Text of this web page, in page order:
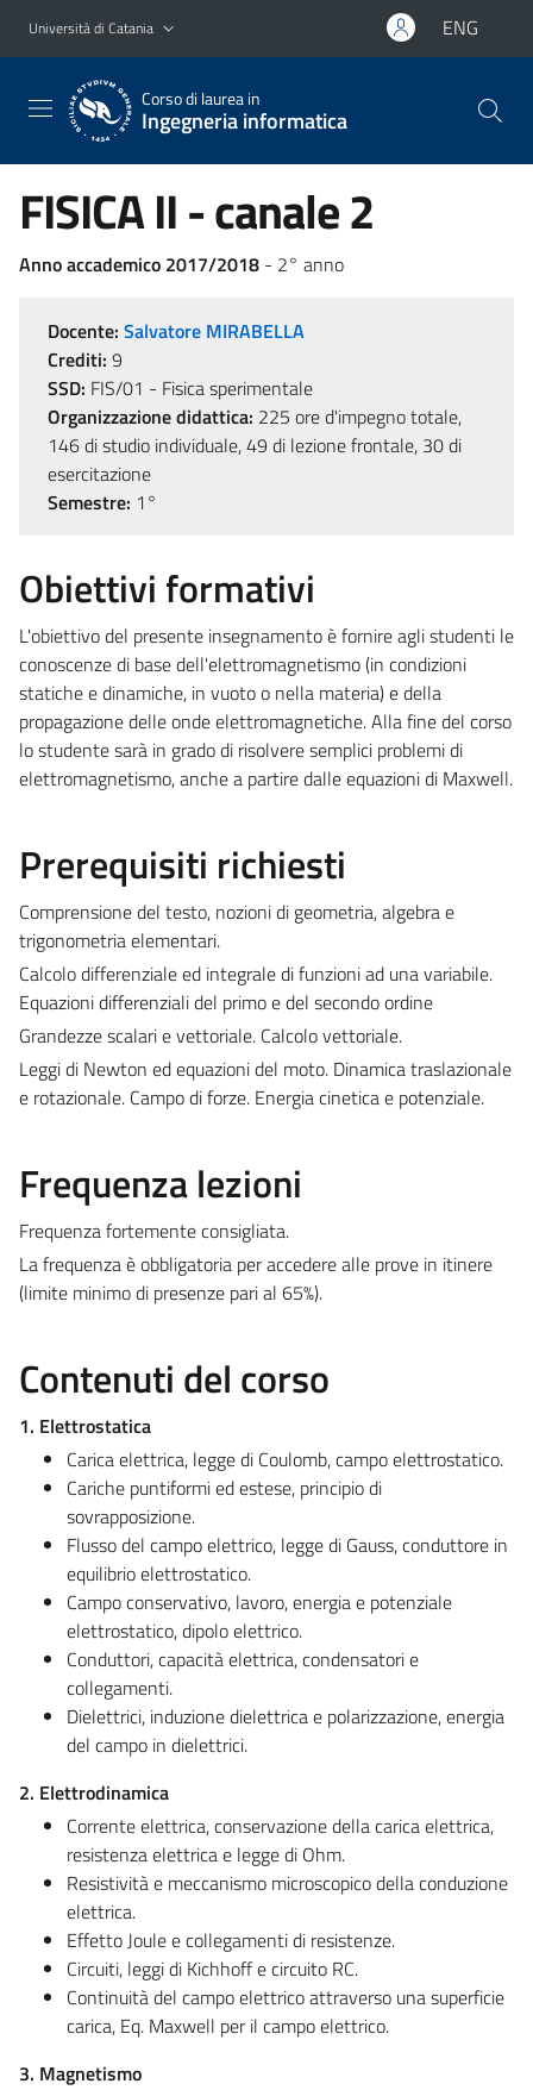
Vai al contenuto principale
Vai al menu di navigazione
Università di Catania ENG
Corso di laurea in
Ingegneria informatica
FISICA II - canale 2
Anno accademico 2017/2018 - 2° anno
Docente: Salvatore MIRABELLA
Crediti: 9
SSD: FIS/01 - Fisica sperimentale
Organizzazione didattica: 225 ore d'impegno totale,
146 di studio individuale, 49 di lezione frontale, 30 di
esercitazione
Semestre: 1°
Obiettivi formativi
L'obiettivo del presente insegnamento è fornire agli studenti le
conoscenze di base dell'elettromagnetismo (in condizioni
statiche e dinamiche, in vuoto o nella materia) e della
propagazione delle onde elettromagnetiche. Alla fine del corso
lo studente sarà in grado di risolvere semplici problemi di
elettromagnetismo, anche a partire dalle equazioni di Maxwell.
Prerequisiti richiesti
Comprensione del testo, nozioni di geometria, algebra e
trigonometria elementari.
Calcolo differenziale ed integrale di funzioni ad una variabile.
Equazioni differenziali del primo e del secondo ordine
Grandezze scalari e vettoriale. Calcolo vettoriale.
Leggi di Newton ed equazioni del moto. Dinamica traslazionale
e rotazionale. Campo di forze. Energia cinetica e potenziale.
Frequenza lezioni
Frequenza fortemente consigliata.
La frequenza è obbligatoria per accedere alle prove in itinere
(limite minimo di presenze pari al 65%).
Contenuti del corso
1. Elettrostatica
Carica elettrica, legge di Coulomb, campo elettrostatico.
Cariche puntiformi ed estese, principio di
sovrapposizione.
Flusso del campo elettrico, legge di Gauss, conduttore in
equilibrio elettrostatico.
Campo conservativo, lavoro, energia e potenziale
elettrostatico, dipolo elettrico.
Conduttori, capacità elettrica, condensatori e
collegamenti.
Dielettrici, induzione dielettrica e polarizzazione, energia
del campo in dielettrici.
2. Elettrodinamica
Corrente elettrica, conservazione della carica elettrica,
resistenza elettrica e legge di Ohm.
Resistività e meccanismo microscopico della conduzione
elettrica.
Effetto Joule e collegamenti di resistenze.
Circuiti, leggi di Kichhoff e circuito RC.
Continuità del campo elettrico attraverso una superficie
carica, Eq. Maxwell per il campo elettrico.
3. Magnetismo